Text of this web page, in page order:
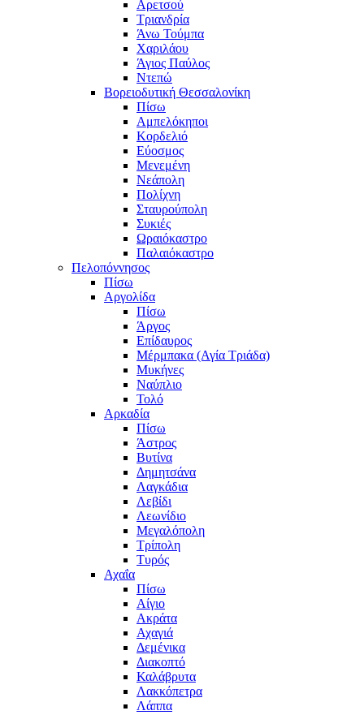
Αρετσού
Τριανδρία
Άνω Τούμπα
Χαριλάου
Άγιος Παύλος
Ντεπώ
Βορειοδυτική Θεσσαλονίκη
Πίσω
Αμπελόκηποι
Κορδελιό
Εύοσμος
Μενεμένη
Νεάπολη
Πολίχνη
Σταυρούπολη
Συκιές
Ωραιόκαστρο
Παλαιόκαστρο
Πελοπόννησος
Πίσω
Αργολίδα
Πίσω
Άργος
Επίδαυρος
Μέρμπακα (Αγία Τριάδα)
Μυκήνες
Ναύπλιο
Τολό
Αρκαδία
Πίσω
Άστρος
Βυτίνα
Δημητσάνα
Λαγκάδια
Λεβίδι
Λεωνίδιο
Μεγαλόπολη
Τρίπολη
Τυρός
Αχαΐα
Πίσω
Αίγιο
Ακράτα
Αχαγιά
Δεμένικα
Διακοπτό
Καλάβρυτα
Λακκόπετρα
Λάππα